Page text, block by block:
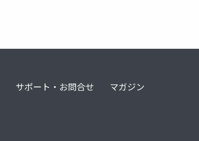
サポート・お問合せ マガジン